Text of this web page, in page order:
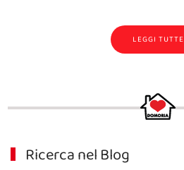
LEGGI TUTTE
Ricerca nel Blog